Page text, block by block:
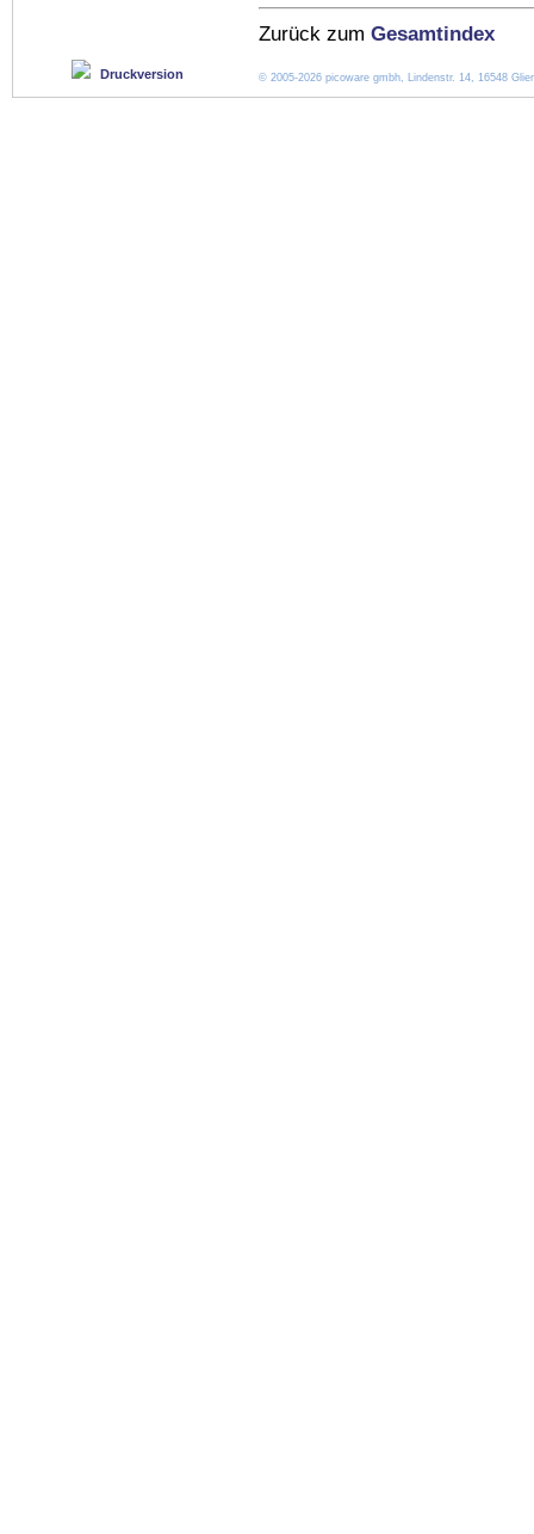
Zurück zum Gesamtindex
Druckversion © 2005-2026 picoware gmbh, Lindenstr. 14, 16548